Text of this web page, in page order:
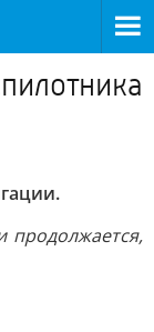
продолжается,